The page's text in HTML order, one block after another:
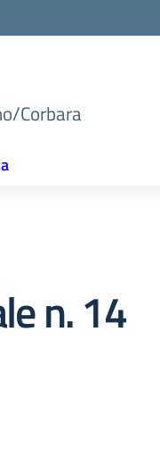
Corbara
n. 14